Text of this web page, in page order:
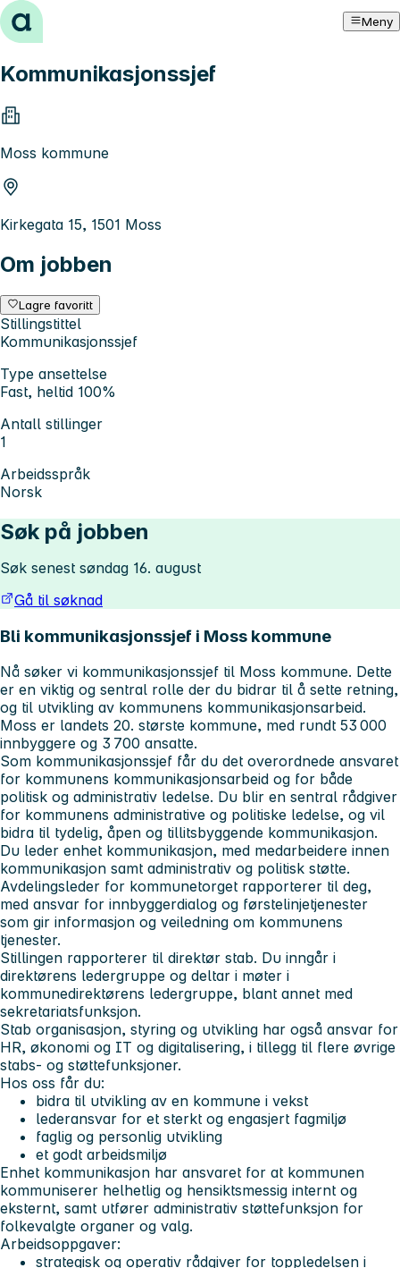
Hopp til innhold Meny
Kommunikasjonssjef
Moss kommune
Kirkegata 15, 1501 Moss
Om jobben
Lagre favoritt
Stillingstittel
Kommunikasjonssjef
Type ansettelse
Fast, heltid 100%
Antall stillinger
1
Arbeidsspråk
Norsk
Søk på jobben
Søk senest søndag 16. august
Gå til søknad
Bli kommunikasjonssjef i Moss kommune
Nå søker vi kommunikasjonssjef til Moss kommune. Dette
er en viktig og sentral rolle der du bidrar til å sette retning,
og til utvikling av kommunens kommunikasjonsarbeid.
Moss er landets 20. største kommune, med rundt 53 000
innbyggere og 3 700 ansatte.
Som kommunikasjonssjef får du det overordnede ansvaret
for kommunens kommunikasjonsarbeid og for både
politisk og administrativ ledelse. Du blir en sentral rådgiver
for kommunens administrative og politiske ledelse, og vil
bidra til tydelig, åpen og tillitsbyggende kommunikasjon.
Du leder enhet kommunikasjon, med medarbeidere innen
kommunikasjon samt administrativ og politisk støtte.
Avdelingsleder for kommunetorget rapporterer til deg,
med ansvar for innbyggerdialog og førstelinjetjenester
som gir informasjon og veiledning om kommunens
tjenester.
Stillingen rapporterer til direktør stab. Du inngår i
direktørens ledergruppe og deltar i møter i
kommunedirektørens ledergruppe, blant annet med
sekretariatsfunksjon.
Stab organisasjon, styring og utvikling har også ansvar for
HR, økonomi og IT og digitalisering, i tillegg til flere øvrige
stabs- og støttefunksjoner.
Hos oss får du:
bidra til utvikling av en kommune i vekst
lederansvar for et sterkt og engasjert fagmiljø
faglig og personlig utvikling
et godt arbeidsmiljø
Enhet kommunikasjon har ansvaret for at kommunen
kommuniserer helhetlig og hensiktsmessig internt og
eksternt, samt utfører administrativ støttefunksjon for
folkevalgte organer og valg.
Arbeidsoppgaver:
strategisk og operativ rådgiver for toppledelsen i